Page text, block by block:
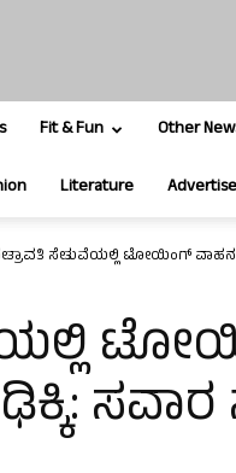
Fit & Fun Other
Literature
ಸೇತುವೆಯಲ್ಲಿ ಟೋಯಿಂಗ್
ಸವಾರ